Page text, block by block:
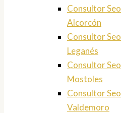
Consultor Seo
Alcorcón
Consultor Seo
Leganés
Consultor Seo
Mostoles
Consultor Seo
Valdemoro